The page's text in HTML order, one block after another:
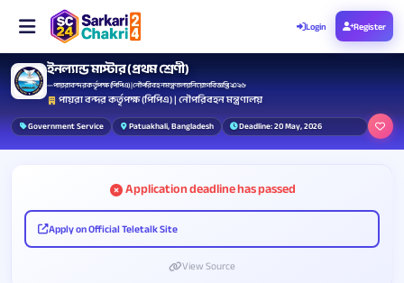
Login Register
ইনল্যান্ড মাস্টার (প্রথম শ্রেণী)
— পায়রা বন্দর কর্তৃপক্ষ (পিপিএ) | নৌপরিবহন মন্ত্রণালয় নিয়োগ বিজ্ঞপ্তি ২০২৬
পায়রা বন্দর কর্তৃপক্ষ (পিপিএ) | নৌপরিবহন মন্ত্রণালয়
Government Service Patuakhali, Bangladesh Deadline: 20 May, 2026
Application deadline has passed
Apply on Official Teletalk Site
View Source